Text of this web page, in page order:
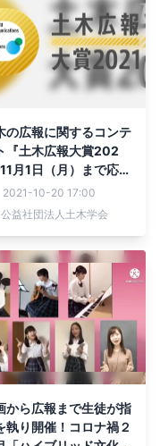
の広報に関するコンテ
『土木広報大賞202
月1日（月）まで応募
中！
2021-10-20 17:00
公益社団法人土木学会
から広報まで生徒が指
執り開催！コロナ禍２